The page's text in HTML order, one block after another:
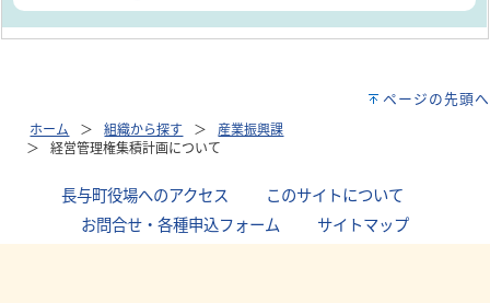
ページの先頭へ
ホーム 組織から探す
産業振興課
経営管理権集積計画について
長与町役場へのアクセス このサイトについて
お問合せ・各種申込フォーム
サイトマップ